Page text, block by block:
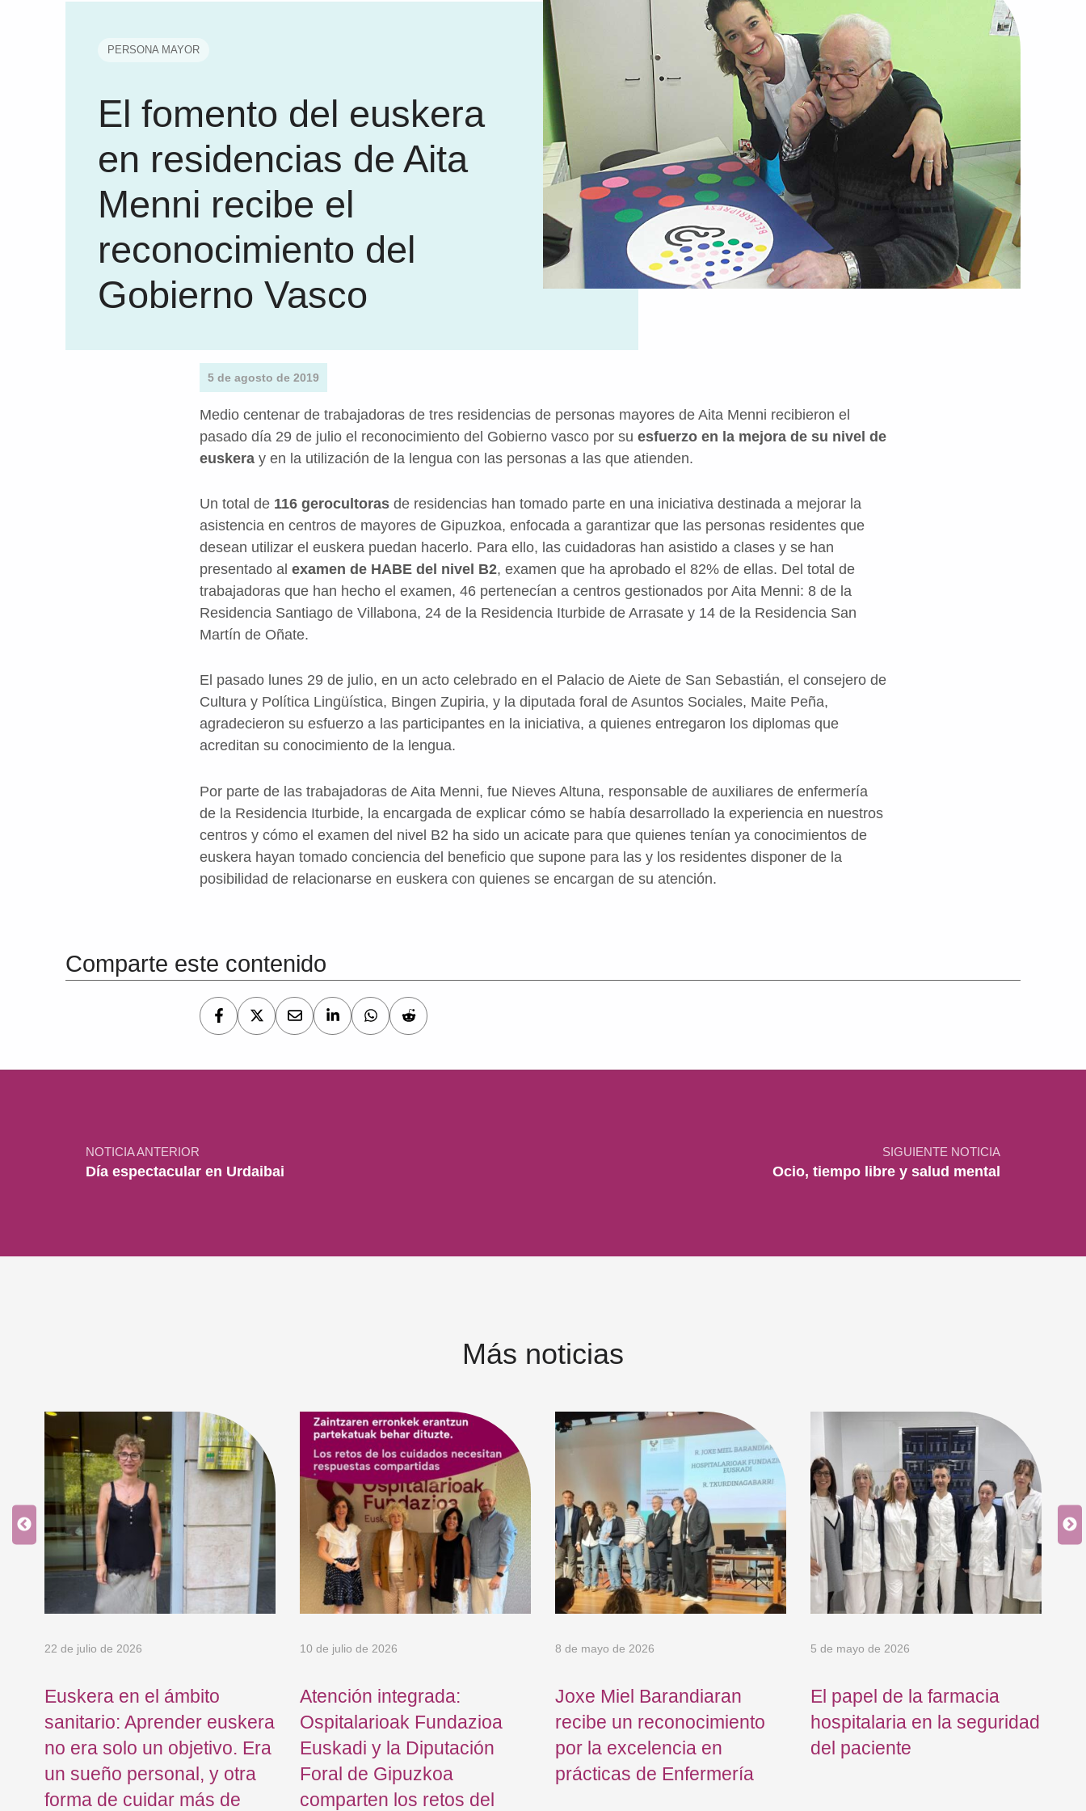
PERSONA MAYOR
El fomento del euskera
en residencias de Aita
Menni recibe el
reconocimiento del
Gobierno Vasco
5 de agosto de 2019
Medio centenar de trabajadoras de tres residencias de personas mayores de Aita Menni recibieron el
pasado día 29 de julio el reconocimiento del Gobierno vasco por su esfuerzo en la mejora de su nivel de
euskera y en la utilización de la lengua con las personas a las que atienden.
Un total de 116 gerocultoras de residencias han tomado parte en una iniciativa destinada a mejorar la
asistencia en centros de mayores de Gipuzkoa, enfocada a garantizar que las personas residentes que
desean utilizar el euskera puedan hacerlo. Para ello, las cuidadoras han asistido a clases y se han
presentado al examen de HABE del nivel B2, examen que ha aprobado el 82% de ellas. Del total de
trabajadoras que han hecho el examen, 46 pertenecían a centros gestionados por Aita Menni: 8 de la
Residencia Santiago de Villabona, 24 de la Residencia Iturbide de Arrasate y 14 de la Residencia San
Martín de Oñate.
El pasado lunes 29 de julio, en un acto celebrado en el Palacio de Aiete de San Sebastián, el consejero de
Cultura y Política Lingüística, Bingen Zupiria, y la diputada foral de Asuntos Sociales, Maite Peña,
agradecieron su esfuerzo a las participantes en la iniciativa, a quienes entregaron los diplomas que
acreditan su conocimiento de la lengua.
Por parte de las trabajadoras de Aita Menni, fue Nieves Altuna, responsable de auxiliares de enfermería
de la Residencia Iturbide, la encargada de explicar cómo se había desarrollado la experiencia en nuestros
centros y cómo el examen del nivel B2 ha sido un acicate para que quienes tenían ya conocimientos de
euskera hayan tomado conciencia del beneficio que supone para las y los residentes disponer de la
posibilidad de relacionarse en euskera con quienes se encargan de su atención.
Comparte este contenido
NOTICIA ANTERIOR
Día espectacular en Urdaibai
SIGUIENTE NOTICIA
Ocio, tiempo libre y salud mental
Más noticias
22 de julio de 2026
Euskera en el ámbito
sanitario: Aprender euskera
no era solo un objetivo. Era
un sueño personal, y otra
forma de cuidar más de
10 de julio de 2026
Atención integrada:
Ospitalarioak Fundazioa
Euskadi y la Diputación
Foral de Gipuzkoa
comparten los retos del
8 de mayo de 2026
Joxe Miel Barandiaran
recibe un reconocimiento
por la excelencia en
prácticas de Enfermería
5 de mayo de 2026
El papel de la farmacia
hospitalaria en la seguridad
del paciente